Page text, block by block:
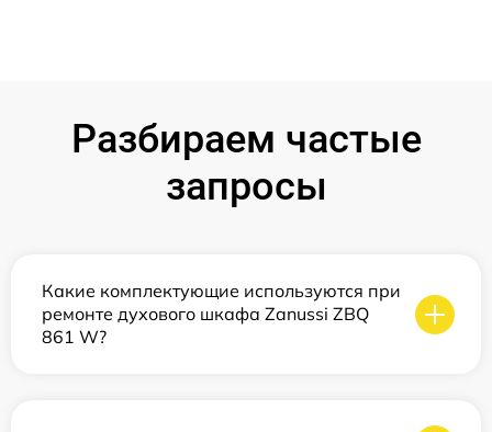
Разбираем частые
запросы
Какие комплектующие используются при
ремонте духового шкафа Zanussi ZBQ
861 W?